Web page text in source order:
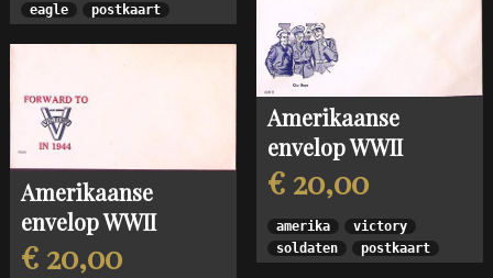
eagle
postkaart
Amerikaanse
envelop WWII
€ 20,00
amerika
victory
soldaten
postkaart
Amerikaanse
envelop WWII
€ 20,00